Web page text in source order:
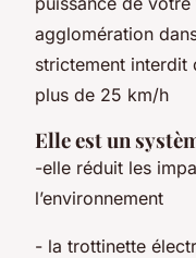
agglomération
strictement interdit
plus de 25 km/h
Elle est un
-elle réduit les
l’environnement
- la trottinette